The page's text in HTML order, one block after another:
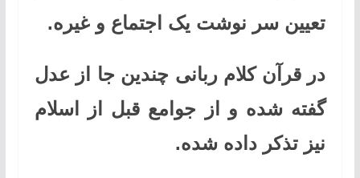
تعیین سر نوشت یک اجتماع و غیره.
در قرآن کلام ربانی چندین جا از عدل
گفته شده و از جوامع قبل از اسلام
نیز تذکر داده شده.